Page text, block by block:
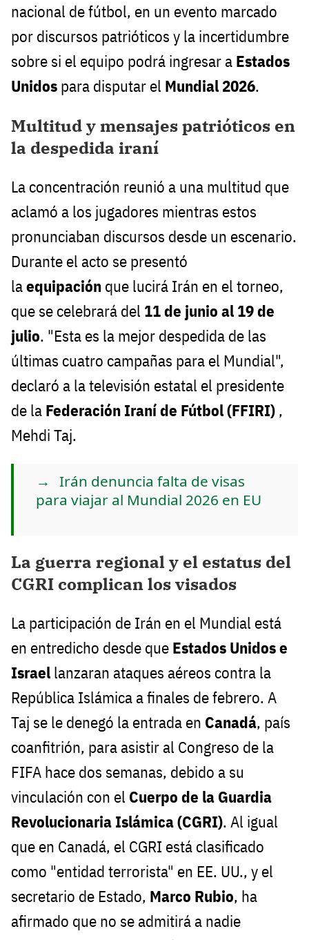
nacional de fútbol, en un evento marcado
por discursos patrióticos y la incertidumbre
sobre si el equipo podrá ingresar a Estados
Unidos para disputar el Mundial 2026.
Multitud y mensajes patrióticos en
la despedida iraní
La concentración reunió a una multitud que
aclamó a los jugadores mientras estos
pronunciaban discursos desde un escenario.
Durante el acto se presentó
laequipación que lucirá Irán en el torneo,
que se celebrará del 11 de junio al 19 de
julio. "Esta es la mejor despedida de las
últimas cuatro campañas para el Mundial",
declaró a la televisión estatal el presidente
de la Federación Iraní de Fútbol (FFIRI) ,
Mehdi Taj.
Irán denuncia falta de visas
para viajar al Mundial 2026 en EU
La guerra regional y el estatus del
CGRI complican los visados
La participación de Irán en el Mundial está
en entredicho desde que Estados Unidos e
Israel lanzaran ataques aéreos contra la
República Islámica a finales de febrero. A
Taj se le denegó la entrada en Canadá, país
coanfitrión, para asistir al Congreso de la
FIFA hace dos semanas, debido a su
vinculación con el Cuerpo de la Guardia
Revolucionaria Islámica (CGRI). Al igual
que en Canadá, el CGRI está clasificado
como "entidad terrorista" en EE. UU., y el
secretario de Estado, Marco Rubio, ha
afirmado que no se admitirá a nadie